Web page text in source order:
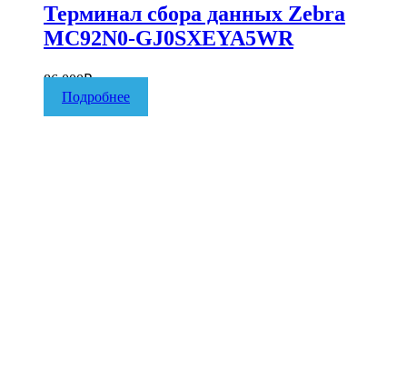
Терминал сбора данных Zebra
MC92N0-GJ0SXEYA5WR
86 000₽
Подробнее